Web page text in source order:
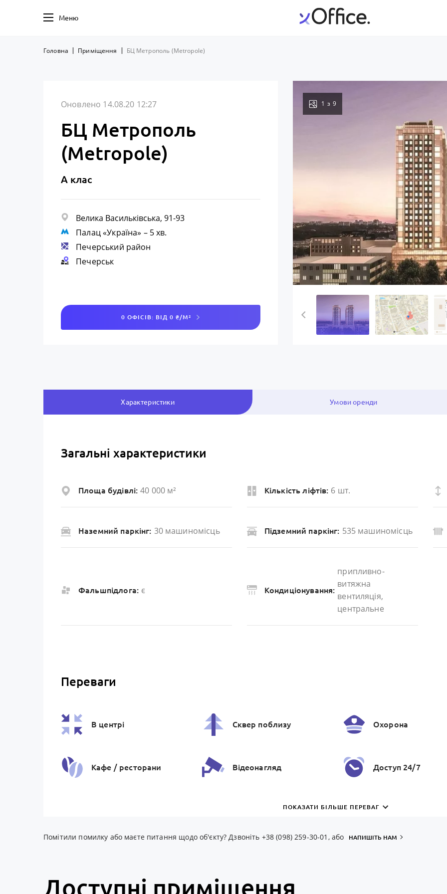
Меню
Головна Приміщення БЦ Метрополь (Metropole)
Оновлено 14.08.20 12:27
БЦ Метрополь
(Metropole)
A клас
Велика Васильківська, 91-93
Палац «Україна» – 5 хв.
Печерський район
Печерськ
0 ОФІСІВ: ВІД 0 ₴/М²
1 з 9
Характеристики Умови оренди
Загальні характеристики
Площа будівлі: 40 000 м² Кількість ліфтів: 6 шт.
Наземний паркінг: 30 машиномісць Підземний паркінг: 535 машиномісць
Фальшпідлога: є Кондиціонування:
припливно-
витяжна
вентиляція,
центральне
Переваги
В центрі Сквер поблизу Охорона
Кафе / ресторани Відеонагляд Доступ 24/7
Протипожежнi
З окремим
ПОКАЗАТИ БІЛЬШЕ ПЕРЕВАГ
Помітили помилку або маєте питання щодо об'єкту? Дзвоніть +38 (098) 259-30-01, або НАПИШІТЬ НАМ
Доступні приміщення